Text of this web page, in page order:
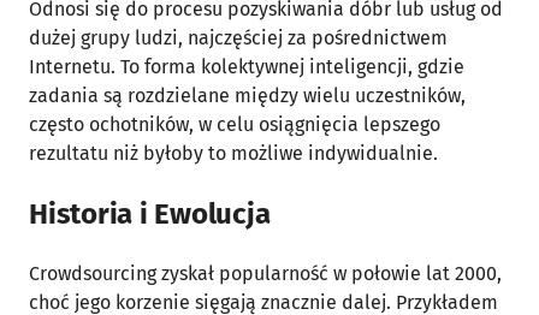
Odnosi się do procesu pozyskiwania dóbr lub usług od
dużej grupy ludzi, najczęściej za pośrednictwem
Internetu. To forma kolektywnej inteligencji, gdzie
zadania są rozdzielane między wielu uczestników,
często ochotników, w celu osiągnięcia lepszego
rezultatu niż byłoby to możliwe indywidualnie.
Historia i Ewolucja
Crowdsourcing zyskał popularność w połowie lat 2000,
choć jego korzenie sięgają znacznie dalej. Przykładem